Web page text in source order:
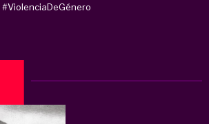
#ViolenciaDeGénero